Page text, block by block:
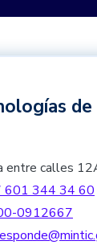
entre calles
601 344 34 60
0912667